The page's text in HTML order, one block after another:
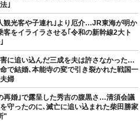
｣
観光客や子連れ｣より厄介…JR東海が明か
客をイライラさせる｢令和の新幹線2大ト
に追い込んだ三成を夫は許さなかった…
で結婚､本能寺の変で引き裂かれた戦国一
婦
再婚｣で露呈した秀吉の腹黒さ…清須会議
守ったのに､滅亡に追い込まれた柴田勝家
"